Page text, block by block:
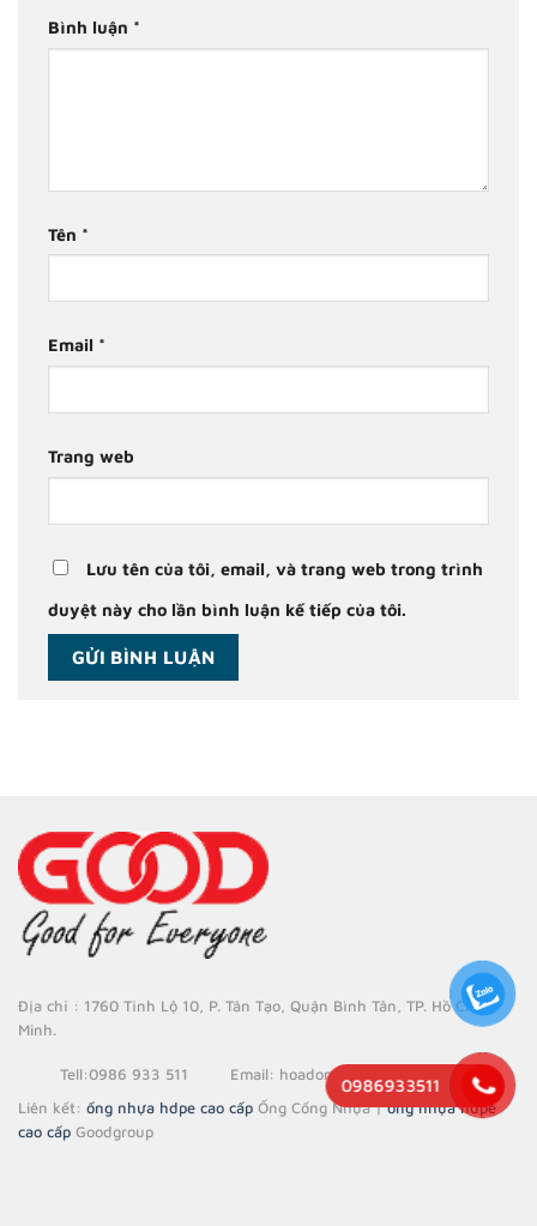
Bình luận *
Tên *
Email *
Trang web
Lưu tên của tôi, email, và trang web trong trình
duyệt này cho lần bình luận kế tiếp của tôi.
Địa chỉ : 1760 Tỉnh Lộ 10, P. Tân Tạo, Quận Bình Tân, TP. Hồ Chí
Minh.
Tell:0986 933 511 Email: hoadon.goodgroup@gmail.com
Liên kết: ống nhựa hdpe cao cấp Ống Cống Nhựa |ống nhựa hdpe
cao cấp Goodgroup
0986933511